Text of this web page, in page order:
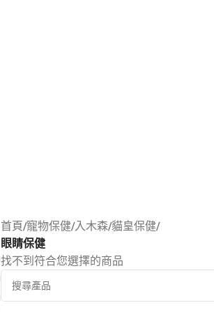
首頁/寵物保健/入木森/貓皇保健/
眼睛保健
找不到符合您選擇的商品